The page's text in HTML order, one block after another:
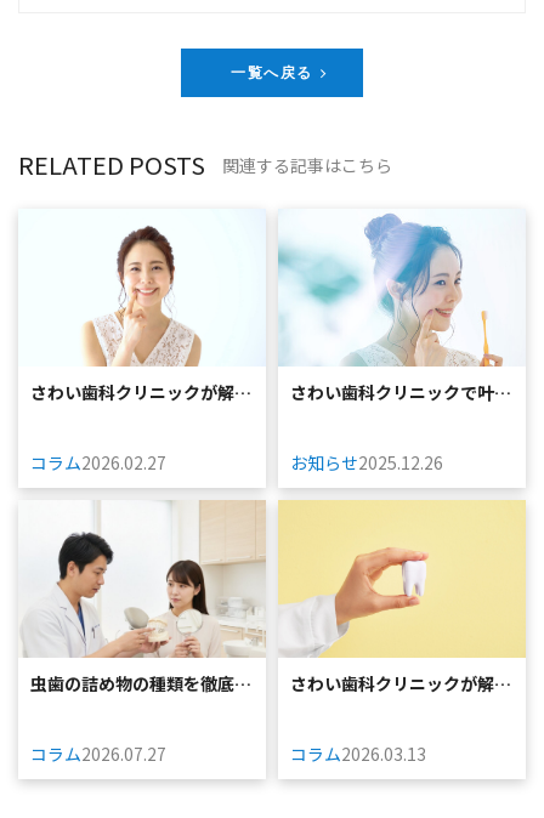
一覧へ戻る
RELATED POSTS 関連する記事はこちら
さわい歯科クリニックが解説
コラム2026.02.27
さわい歯科クリニックで叶え
お知らせ2025.12.26
虫歯の詰め物の種類を徹底解
コラム2026.07.27
さわい歯科クリニックが解説
コラム2026.03.13